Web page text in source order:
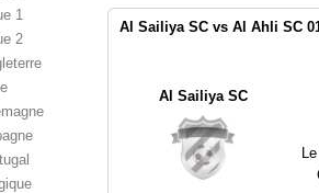
1
2
Al Sailiya SC vs Al Ahli SC
Al Sailiya SC
Le